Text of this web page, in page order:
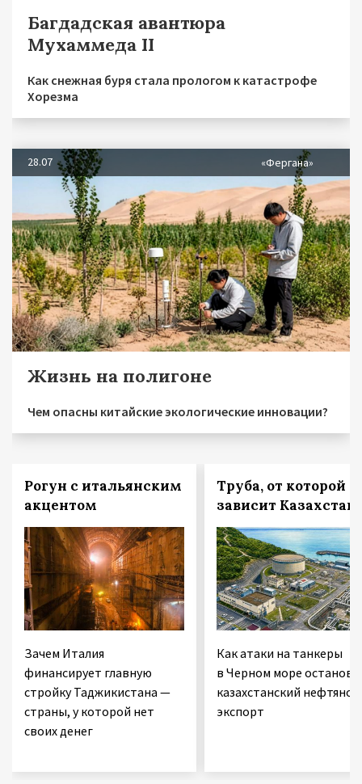
Багдадская авантюра
Мухаммеда II
Как снежная буря стала прологом к катастрофе
Хорезма
28.07 «Фергана»
Жизнь на полигоне
Чем опасны китайские экологические инновации?
Рогун с итальянским
акцентом
Зачем Италия
финансирует главную
стройку Таджикистана —
страны, у которой нет
своих денег
Труба, от которой
зависит Казахстан
Как атаки на танкеры
в Черном море
казахстанский нефтяной
экспорт